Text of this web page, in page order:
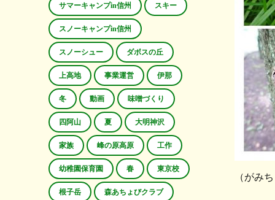
（がみ
サマーキャンプin信州 スキー
スノーキャンプin信州
スノーシュー ダボスの丘
上高地 事業運営 伊那
冬 動画 味噌づくり
四阿山 夏 大明神沢
家族 峰の原高原 工作
幼稚園保育園 春 東京校
根子岳 森あちょびクラブ